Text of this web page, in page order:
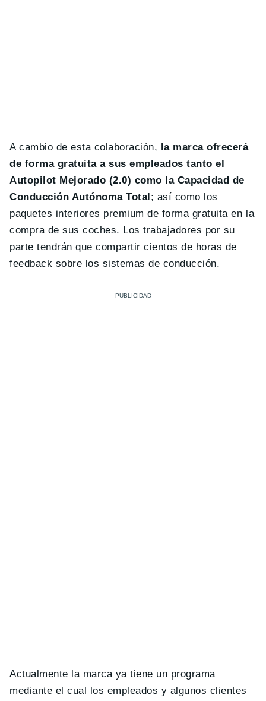
A cambio de esta colaboración,
la marca ofrecerá
de forma gratuita a sus empleados tanto el
Autopilot Mejorado (2.0) como la Capacidad de
Conducción Autónoma Total ; así como los
paquetes interiores premium de forma gratuita en la
compra de sus coches. Los trabajadores por su
parte tendrán que compartir cientos de horas de
feedback sobre los sistemas de conducción.
Actualmente la marca ya tiene un programa
mediante el cual los empleados y algunos clientes